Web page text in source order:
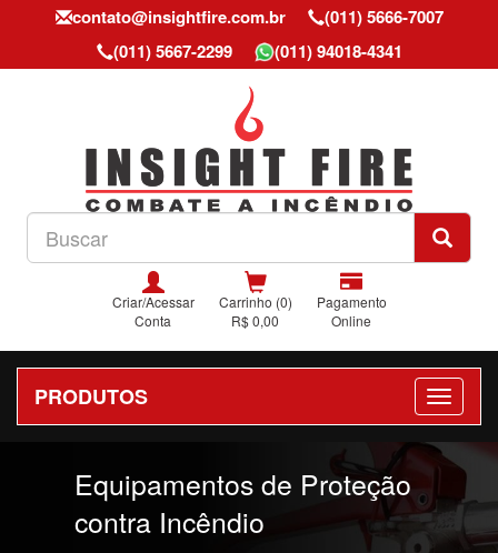
contato@insightfire.com.br
(011) 5666-7007
(011) 5667-2299
(011) 94018-4341
Criar/Acessar
Conta
Carrinho (0)
R$ 0,00
Pagamento
Online
PRODUTOS
Equipamentos de Proteção
contra Incêndio